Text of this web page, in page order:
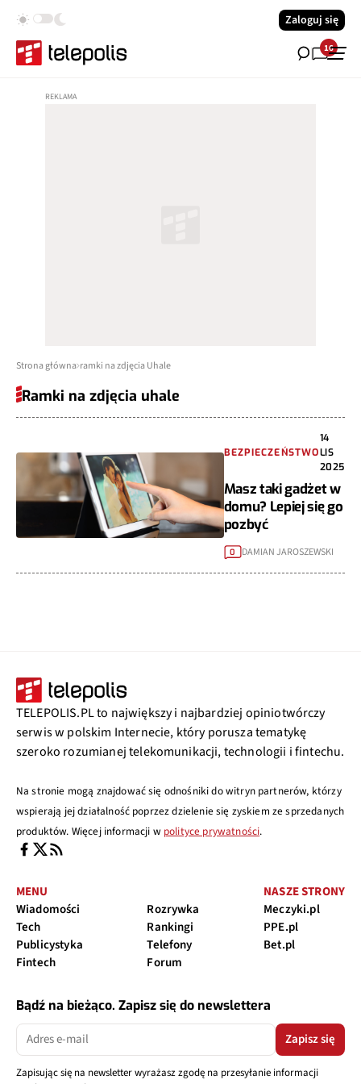
Zaloguj się
16
Strona główna ramki na zdjęcia Uhale
Ramki na zdjęcia uhale
BEZPIECZEŃSTWO
14
LIS
2025
Masz taki gadżet w
domu? Lepiej się go
pozbyć
0 DAMIAN JAROSZEWSKI
TELEPOLIS.PL to największy i najbardziej opiniotwórczy
serwis w polskim Internecie, który porusza tematykę
szeroko rozumianej telekomunikacji, technologii i fintechu.
Na stronie mogą znajdować się odnośniki do witryn partnerów, którzy
wspierają jej działalność poprzez dzielenie się zyskiem ze sprzedanych
produktów. Więcej informacji w polityce prywatności.
MENU
Wiadomości
Tech
Publicystyka
Fintech
Rozrywka
Rankingi
Telefony
Forum
NASZE STRONY
Meczyki.pl
PPE.pl
Bet.pl
Bądź na bieżąco. Zapisz się do newslettera
Zapisz się
Zapisując się na newsletter wyrażasz zgodę na przesyłanie informacji